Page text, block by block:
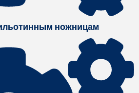
ножницам